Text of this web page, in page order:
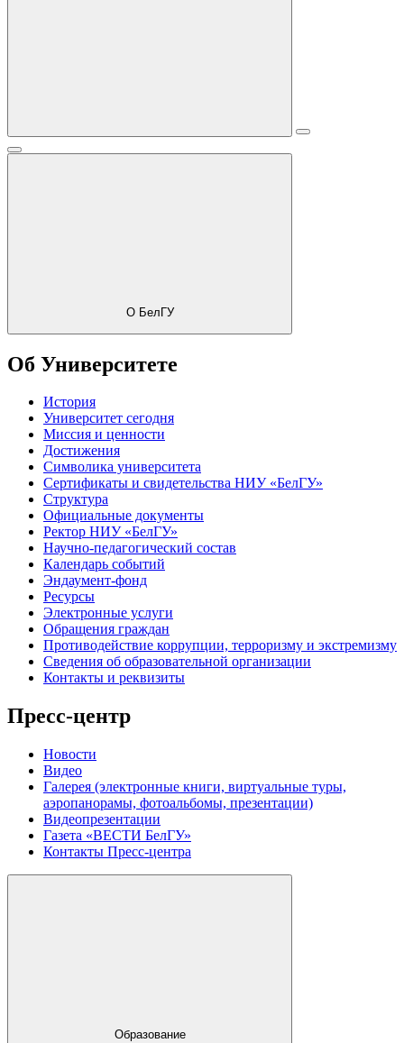
О БелГУ
Об Университете
История
Университет сегодня
Миссия и ценности
Достижения
Символика университета
Сертификаты и свидетельства НИУ «БелГУ»
Структура
Официальные документы
Ректор НИУ «БелГУ»
Научно-педагогический состав
Календарь событий
Эндаумент-фонд
Ресурсы
Электронные услуги
Обращения граждан
Противодействие коррупции, терроризму и экстремизму
Сведения об образовательной организации
Контакты и реквизиты
Пресс-центр
Новости
Видео
Галерея (электронные книги, виртуальные туры,
аэропанорамы, фотоальбомы, презентации)
Видеопрезентации
Газета «ВЕСТИ БелГУ»
Контакты Пресс-центра
Образование